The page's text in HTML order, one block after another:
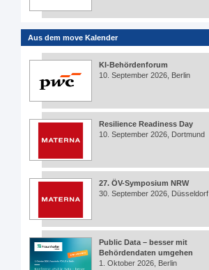
Aus dem move Kalender
KI-Behördenforum
10. September 2026, Berlin
Resilience Readiness Day
10. September 2026, Dortmund
27. ÖV-Symposium NRW
30. September 2026, Düsseldorf
Public Data – besser mit
Behördendaten umgehen
1. Oktober 2026, Berlin